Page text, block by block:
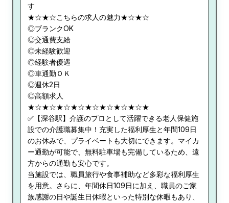
す
★☆★☆こちらの求人の魅力★☆★☆
◎ブランクOK
◎交通費支給
◎未経験歓迎
◎経験者優遇
◎車通勤ＯＫ
◎週休2日
◎高額求人
★☆★☆★☆★☆★☆★☆★☆★☆★
✅【深谷駅】介護のプロとして活躍できる老人保健施
設での介護職募集中！充実した福利厚生と年間109日
のお休みで、プライベートも大切にできます。マイカ
ー通勤が可能で、無料駐車場も完備しているため、遠
方からの通勤も安心です。
当施設では、職員旅行や食事補助など多彩な福利厚生
を用意。さらに、年間休日109日に加え、職員のご家
族感謝の日や誕生日休暇といった特別な休暇もあり、